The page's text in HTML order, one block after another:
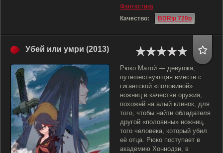
Фантастика
Качество:
BDRip 720p
Убей или умри (2013)
Рюко Матой — девушка,
путешествующая вместе с
гигантской «половиной»
ножниц в качестве оружия,
похожей на алый клинок, для
того, чтобы найти обладателя
другой «половины» ножниц,
того человека, который убил
её отца. Рюко поступает в
академию Хоннодзи, в